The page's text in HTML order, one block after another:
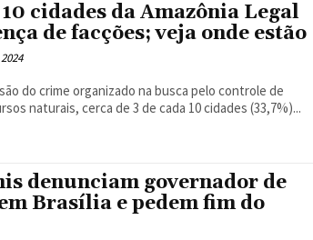
cidades da Amazônia Legal
de facções; veja onde estão
do crime organizado na busca pelo controle de
naturais, cerca de 3 de cada 10 cidades (33,7%)...
denunciam governador de
Brasília e pedem fim do